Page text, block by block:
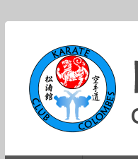
Karate